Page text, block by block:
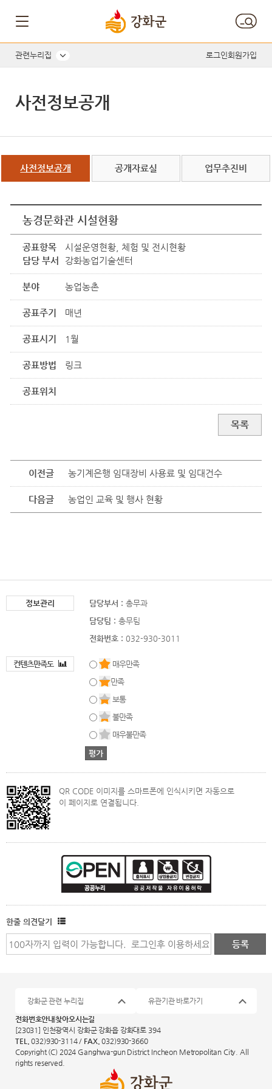
관련누리집 로그인회원가입
사전정보공개
사전정보공개 공개자료실 업무추진비
농경문화관 시설현황
공표항목
시설운영현황, 체험 및 전시현황
담당 부서
강화농업기술센터
분야 농업농촌
공표주기 매년
공표시기 1월
공표방법 링크
공표위치
목록
이전글 농기계은행 임대장비 사용료 및 임대건수
다음글 농업인 교육 및 행사 현황
정보관리 담당부서 : 총무과
담당팀 : 총무팀
전화번호 : 032-930-3011
컨텐츠만족도
매우만족
만족
보통
불만족
매우불만족
QR CODE 이미지를 스마트폰에 인식시키면 자동으로
이 페이지로 연결됩니다.
한줄 의견달기
전화번호안내 찾아오시는길
[23031] 인천광역시 강화군 강화읍 강화대로 394
TEL.
032)930-3114 / FAX. 032)930-3660
Copyright (C) 2024 Ganghwa-gun District Incheon Metropolitan City. All
rights reserved.
강화군 관련 누리집 유관기관 바로가기